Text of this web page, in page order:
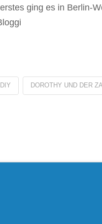
ging es in Berlin-
DIY DOROTHY UND DER